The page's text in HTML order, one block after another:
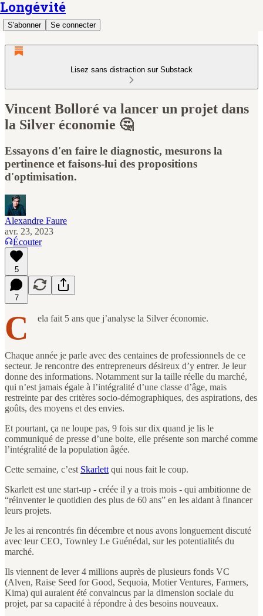
Longévité
S'abonner Se connecter
Lisez sans distraction sur Substack
Vincent Bolloré va lancer un projet dans
la Silver économie 🤔
Essayons d'en faire le diagnostic, mesurons la
pertinence et faisons-lui des propositions
d'optimisation.
Alexandre Faure
avr. 23, 2023
Écouter
5
7
C ela fait 5 ans que j’analyse la Silver économie.
Chaque année je parle avec des centaines de professionnels de ce
secteur. Je rencontre des entrepreneurs désireux d’y entrer. Je leur
donne des informations. Notamment sur la taille réelle du marché,
qui n’est jamais égale à l’intégralité d’une classe d’âge, mais
restreinte par des critères socio-démographiques, des aspirations, des
goûts, des moyens et des envies.
Et pourtant, ça ne loupe pas, 9 fois sur dix quand je lis le
communiqué de presse d’une boite, elle présente son marché comme
l’intégralité de la population âgée.
Cette semaine, c’est Skarlett qui nous fait le coup.
Skarlett est une start-up - créée il y a trois mois - qui ambitionne de
“réinventer le quotidien des plus de 60 ans” en les aidant à financer
leurs projets.
Je les ai rencontrés fin décembre et nous avons longuement discuté
avec leur CEO, Townley Le Guénédal, sur les potentialités du
marché.
Ils viennent de lever 4 millions auprès de plusieurs fonds VC
(Alven, Raise Seed for Good, Sequoia, Motier Ventures, Farmers,
Kima) qui auraient été convaincus par la dimension sociale du
projet, par sa capacité à répondre à des besoins nouveaux.